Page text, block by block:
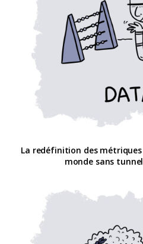
La redéfinition des
monde sans